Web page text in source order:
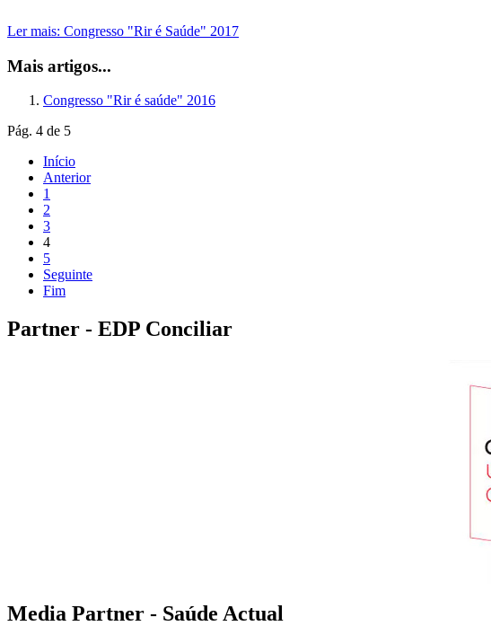
Ler mais: Congresso "Rir é Saúde" 2017
Mais artigos...
Congresso "Rir é saúde" 2016
Pág. 4 de 5
Início
Anterior
1
2
3
4
5
Seguinte
Fim
Partner - EDP Conciliar
Media Partner - Saúde Actual